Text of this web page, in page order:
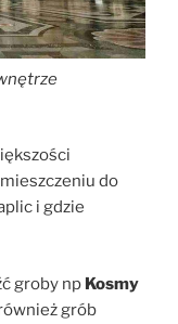
do
i gdzie
groby np Kosmy
grób